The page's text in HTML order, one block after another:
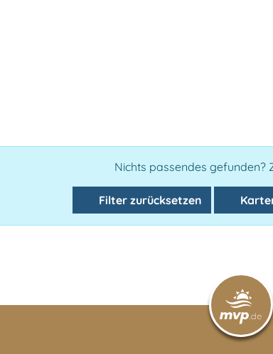
Nichts passendes gefunden?
Filter zurücksetzen